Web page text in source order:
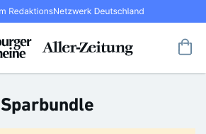
Direkt
zum
Inhalt
RND Partner im RedaktionsNetzwerk
Sparbundle